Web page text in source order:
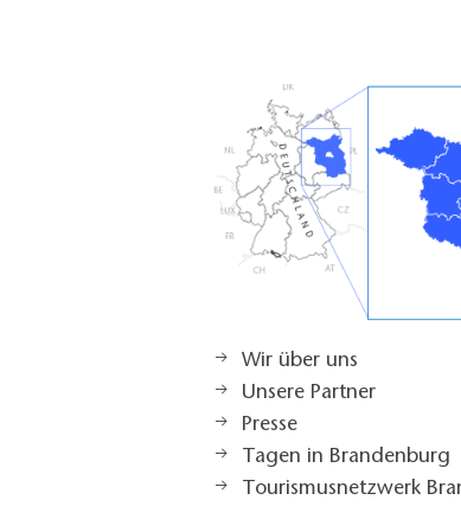
Wir über uns
Unsere Partner
Presse
Tagen in Brandenburg
Tourismusnetzwerk